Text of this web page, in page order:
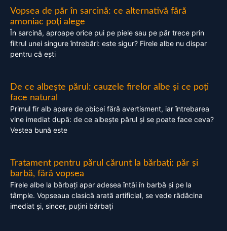
Vopsea de păr în sarcină: ce alternativă fără
amoniac poți alege
În sarcină, aproape orice pui pe piele sau pe păr trece prin
filtrul unei singure întrebări: este sigur? Firele albe nu dispar
pentru că ești
De ce albește părul: cauzele firelor albe și ce poți
face natural
Primul fir alb apare de obicei fără avertisment, iar întrebarea
vine imediat după: de ce albește părul și se poate face ceva?
Vestea bună este
Tratament pentru părul cărunt la bărbați: păr și
barbă, fără vopsea
Firele albe la bărbați apar adesea întâi în barbă și pe la
tâmple. Vopseaua clasică arată artificial, se vede rădăcina
imediat și, sincer, puțini bărbați